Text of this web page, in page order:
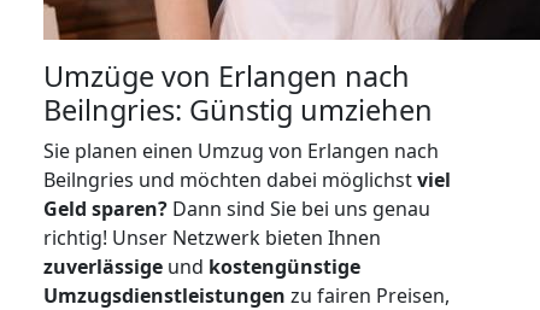
Umzüge von Erlangen nach
Beilngries: Günstig umziehen
Sie planen einen Umzug von Erlangen nach
Beilngries und möchten dabei möglichstviel
Geld sparen? Dann sind Sie bei uns genau
richtig! Unser Netzwerk bieten Ihnen
zuverlässige und kostengünstige
Umzugsdienstleistungen zu fairen Preisen,